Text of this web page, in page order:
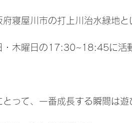
府寝屋川市の打上川治水緑地
・木曜日の17:30~18:45に活
とって、一番成長する瞬間は